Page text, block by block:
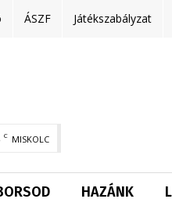
ÁSZF Játékszabályzat
C MISKOLC
HAZÁNK